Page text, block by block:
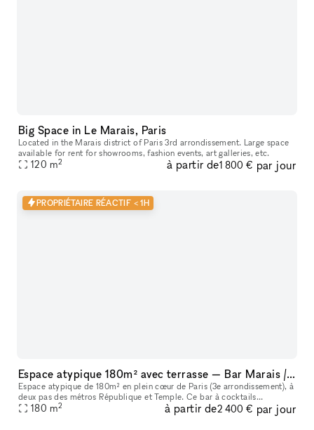
Big Space in Le Marais, Paris
Located in the Marais district of Paris 3rd arrondissement. Large space
available for rent for showrooms, fashion events, art galleries, etc.
120 m2 à partir de1 800 € par jour
PROPRIÉTAIRE RÉACTIF < 1H
Espace atypique 180m² avec terrasse — Bar Marais / République — Showroom, shooting, pop-up restaurant, défilé
Espace atypique de 180m² en plein cœur de Paris (3e arrondissement), à
deux pas des métros République et Temple. Ce bar à cocktails
centenaire fondé en 1923 offre un cadre unique et scénographiable p
180 m2 à partir de2 400 € par jour